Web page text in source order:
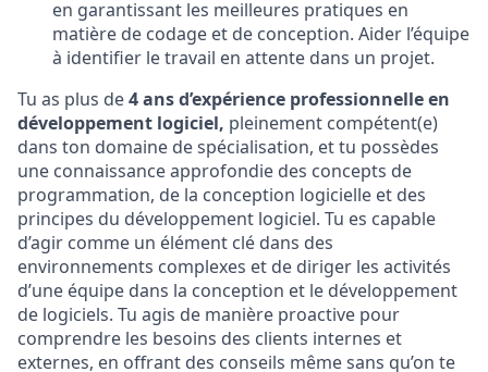
en garantissant les meilleures pratiques en
matière de codage et de conception. Aider l’équipe
à identifier le travail en attente dans un projet.
Tu as plus de4 ans d’expérience professionnelle en
développement logiciel, pleinement compétent(e)
dans ton domaine de spécialisation, et tu possèdes
une connaissance approfondie des concepts de
programmation, de la conception logicielle et des
principes du développement logiciel. Tu es capable
d’agir comme un élément clé dans des
environnements complexes et de diriger les activités
d’une équipe dans la conception et le développement
de logiciels. Tu agis de manière proactive pour
comprendre les besoins des clients internes et
externes, en offrant des conseils même sans qu’on te